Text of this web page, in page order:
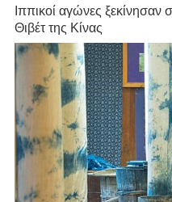
Ιππικοί αγώνες
Θιβέτ της Κίνας